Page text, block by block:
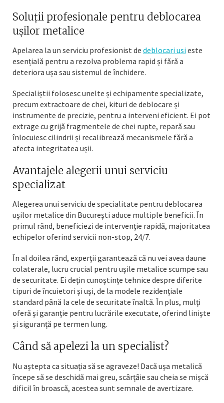
Soluții profesionale pentru deblocarea
ușilor metalice
Apelarea la un serviciu profesionist de deblocari usieste
esențială pentru a rezolva problema rapid și fără a
deteriora ușa sau sistemul de închidere.
Specialiștii folosesc unelte și echipamente specializate,
precum extractoare de chei, kituri de deblocare și
instrumente de precizie, pentru a interveni eficient. Ei pot
extrage cu grijă fragmentele de chei rupte, repară sau
înlocuiesc cilindrii și recalibrează mecanismele fără a
afecta integritatea ușii.
Avantajele alegerii unui serviciu
specializat
Alegerea unui serviciu de specialitate pentru deblocarea
ușilor metalice din București aduce multiple beneficii. În
primul rând, beneficiezi de intervenție rapidă, majoritatea
echipelor oferind servicii non-stop, 24/7.
În al doilea rând, experții garantează că nu vei avea daune
colaterale, lucru crucial pentru ușile metalice scumpe sau
de securitate. Ei dețin cunoștințe tehnice despre diferite
tipuri de încuietori și uși, de la modele rezidențiale
standard până la cele de securitate înaltă. În plus, mulți
oferă și garanție pentru lucrările executate, oferind liniște
și siguranță pe termen lung.
Când să apelezi la un specialist?
Nu aștepta ca situația să se agraveze! Dacă ușa metalică
începe să se deschidă mai greu, scârțâie sau cheia se mișcă
dificil în broască, acestea sunt semnale de avertizare.